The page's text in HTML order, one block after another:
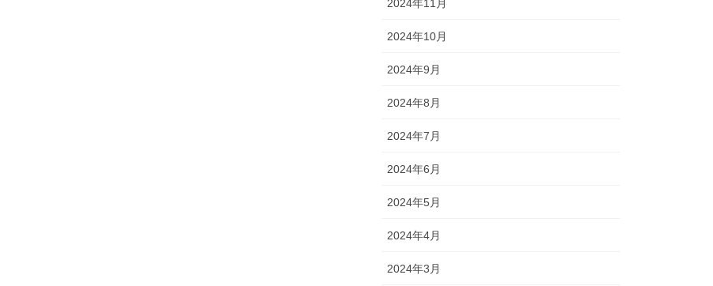
2024年11月
2024年10月
2024年9月
2024年8月
2024年7月
2024年6月
2024年5月
2024年4月
2024年3月